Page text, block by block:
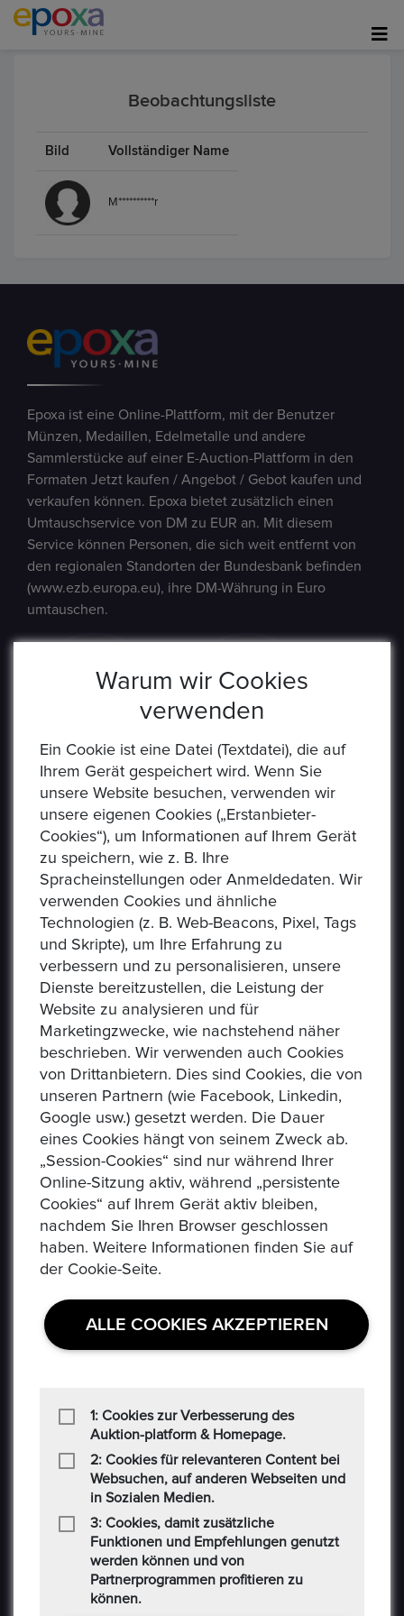
Beobachtungsliste
Bild Vollständiger Name
M**********r
Epoxa ist eine Online-Plattform, mit der Benutzer
Münzen, Medaillen, Edelmetalle und andere
Sammlerstücke auf einer E-Auction-Plattform in den
Formaten Jetzt kaufen / Angebot / Gebot kaufen und
verkaufen können. Epoxa bietet zusätzlich einen
Umtauschservice von DM zu EUR an. Mit diesem
Service können Personen, die sich weit entfernt von
den regionalen Standorten der Bundesbank befinden
(www.ezb.europa.eu), ihre DM-Währung in Euro
umtauschen.
USEFUL LINKS
Datenschutzerklaerung
Häufig Gestellte Fragen
Verkäufer Richtlinien
Impressum
Kommissionsgebühren
Allgemeine Bestimmungen
Social-Media AGB
Cookie
CONTACT US
Auf der Hatterwiese 8, 63322 Rödermark
+49 6074 486 6351
+49 6074 486 6352
epoxa@epoxa.de
https://www.epoxa.de
Warum wir Cookies
verwenden
Ein Cookie ist eine Datei (Textdatei), die auf
Ihrem Gerät gespeichert wird. Wenn Sie
unsere Website besuchen, verwenden wir
unsere eigenen Cookies („Erstanbieter-
Cookies“), um Informationen auf Ihrem Gerät
zu speichern, wie z. B. Ihre
Spracheinstellungen oder Anmeldedaten. Wir
verwenden Cookies und ähnliche
Technologien (z. B. Web-Beacons, Pixel, Tags
und Skripte), um Ihre Erfahrung zu
verbessern und zu personalisieren, unsere
Dienste bereitzustellen, die Leistung der
Website zu analysieren und für
Marketingzwecke, wie nachstehend näher
beschrieben. Wir verwenden auch Cookies
von Drittanbietern. Dies sind Cookies, die von
unseren Partnern (wie Facebook, Linkedin,
Google usw.) gesetzt werden. Die Dauer
eines Cookies hängt von seinem Zweck ab.
„Session-Cookies“ sind nur während Ihrer
Online-Sitzung aktiv, während „persistente
Cookies“ auf Ihrem Gerät aktiv bleiben,
nachdem Sie Ihren Browser geschlossen
haben. Weitere Informationen finden Sie auf
der Cookie-Seite.
ALLE COOKIES AKZEPTIEREN
1: Cookies zur Verbesserung des
Auktion-platform & Homepage.
2: Cookies für relevanteren Content bei
Websuchen, auf anderen Webseiten und
in Sozialen Medien.
3: Cookies, damit zusätzliche
Funktionen und Empfehlungen genutzt
werden können und von
Partnerprogrammen profitieren zu
können.